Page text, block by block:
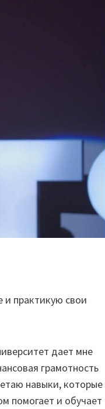
и практикую свои
дает мне
грамотность
навыки, которые
помогает и обучает